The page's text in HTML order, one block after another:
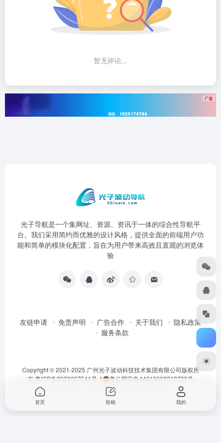
暂无评论...
光子导航是一个集网址、资源、资讯于一体的综合性导航平
台。我们采用简约而优雅的设计风格，提供全面的前端用户功
能和简单的模块化配置，旨在为用户带来高效且直观的浏览体
验
友链申请 免责声明 广告合作 关于我们
隐私政策
服务条款
Copyright © 2021-2025 广州光子波动科技技术集团有限公司版权所
有 粤ICP备2023007541号-1 粤公网安备44010602012728号
首页 投稿 我的